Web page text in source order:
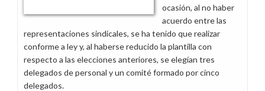
riesgos
correctamente
los
ocasión, al no haber
acuerdo entre las
representaciones sindicales, se ha tenido que realizar
conforme a ley y, al haberse reducido la plantilla con
respecto a las elecciones anteriores, se elegían tres
delegados de personal y un comité formado por cinco
delegados.